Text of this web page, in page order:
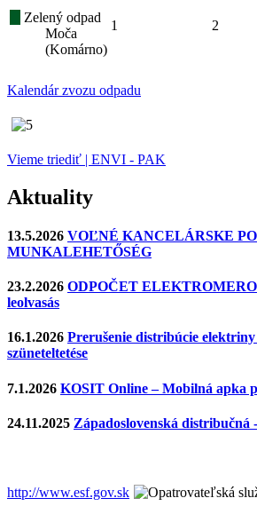
Zelený odpad
Moča
(Komárno)
1 2
Kalendár zvozu odpadu
Vieme triediť | ENVI - PAK
Aktuality
13.5.2026 VOĽNÉ KANCELÁRSKE
MUNKALEHETŐSÉG
23.2.2026 ODPOČET
leolvasás
16.1.2026 Prerušenie distribúcie
szüneteltetése
7.1.2026 KOSIT Online – Mobilná apka
24.11.2025 Západoslovenská distribučná
http://www.esf.gov.sk